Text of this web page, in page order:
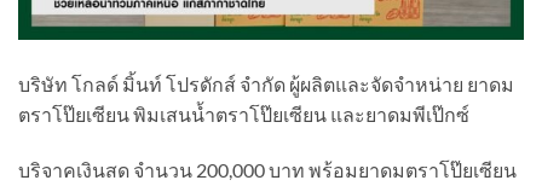
บริษัท โกลด์ มิ้นท์ โปรดักส์ จำกัด ผู้ผลิตและจัดจำหน่าย ยาดม
ตราโป๊ยเซียน พิมเสนน้ำตราโป๊ยเซียน และยาดมพีเป๊กซ์
บริจาคเงินสด จำนวน 200,000 บาท​ พร้อมยาดมตราโป๊ยเซียน